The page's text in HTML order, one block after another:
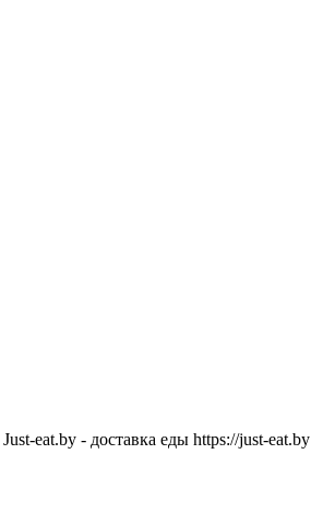
Just-eat.by - доставка еды https://just-eat.by